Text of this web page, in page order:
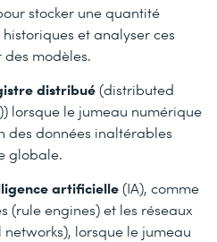
stocker une quantité
et analyser ces
modèles.
distribué(distributed
lorsque le jumeau numérique
des données inaltérables
globale.
artificielle(IA), comme
(rule engines) et les réseaux
lorsque le jumeau